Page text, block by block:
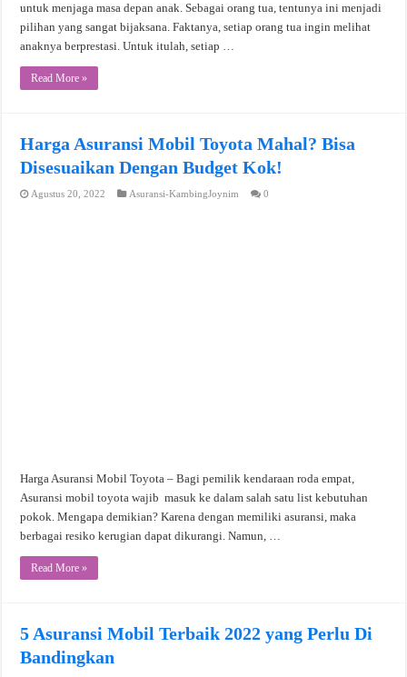
untuk menjaga masa depan anak. Sebagai orang tua, tentunya ini menjadi
pilihan yang sangat bijaksana. Faktanya, setiap orang tua ingin melihat
anaknya berprestasi. Untuk itulah, setiap …
Read More »
Harga Asuransi Mobil Toyota Mahal? Bisa
Disesuaikan Dengan Budget Kok!
Agustus 20, 2022 Asuransi-KambingJoynim 0
Harga Asuransi Mobil Toyota – Bagi pemilik kendaraan roda empat,
Asuransi mobil toyota wajib masuk ke dalam salah satu list kebutuhan
pokok. Mengapa demikian? Karena dengan memiliki asuransi, maka
berbagai resiko kerugian dapat dikurangi. Namun, …
Read More »
5 Asuransi Mobil Terbaik 2022 yang Perlu Di
Bandingkan